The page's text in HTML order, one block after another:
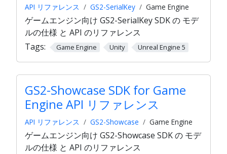
API リファレンス GS2-SerialKey Game Engine
ゲームエンジン向け GS2-SerialKey SDK の モデ
ルの仕様 と API のリファレンス
Tags:
Game Engine Unity Unreal Engine 5
GS2-Showcase SDK for Game
Engine API リファレンス
API リファレンス GS2-Showcase Game Engine
ゲームエンジン向け GS2-Showcase SDK の モデ
ルの仕様 と API のリファレンス